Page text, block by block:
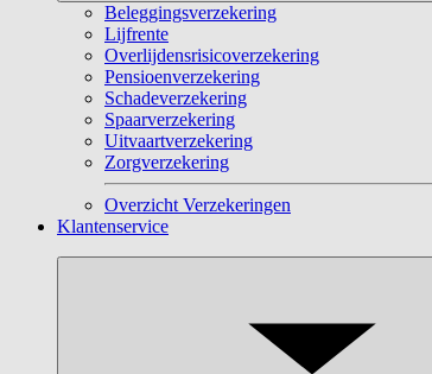
Beleggingsverzekering
Lijfrente
Overlijdensrisicoverzekering
Pensioenverzekering
Schadeverzekering
Spaarverzekering
Uitvaartverzekering
Zorgverzekering
Overzicht Verzekeringen
Klantenservice